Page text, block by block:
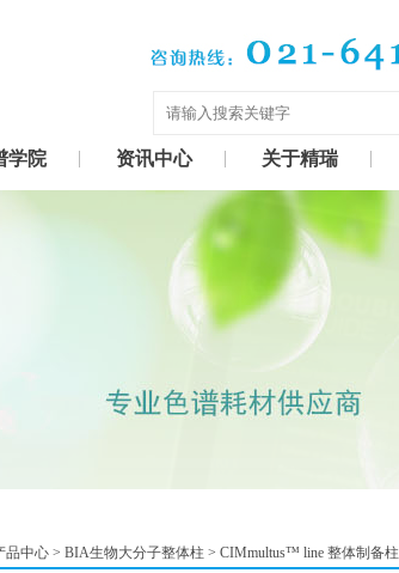
学院 资讯中心 关于精瑞
品中心 > BIA生物大分子整体柱 > CIMmultus™ line 整体制备柱